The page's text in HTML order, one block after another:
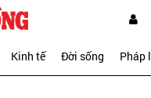
Kinh tế Đời sống Pháp